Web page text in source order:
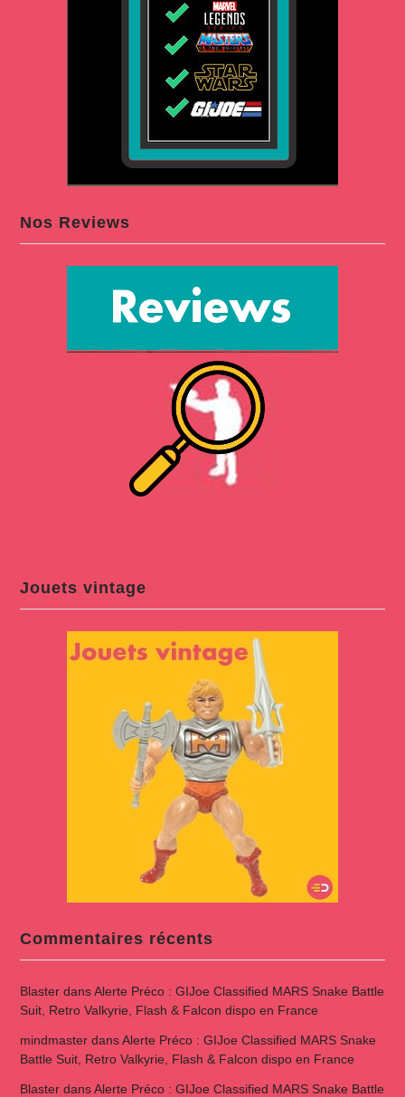
Nos Reviews
Jouets vintage
Commentaires récents
BlasterdansAlerte Préco : GIJoe Classified MARS Snake Battle
Suit, Retro Valkyrie, Flash & Falcon dispo en France
mindmasterdansAlerte Préco : GIJoe Classified MARS Snake
Battle Suit, Retro Valkyrie, Flash & Falcon dispo en France
BlasterdansAlerte Préco : GIJoe Classified MARS Snake Battle